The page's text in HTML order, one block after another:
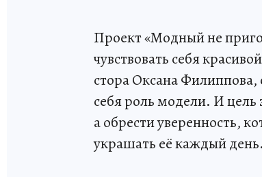
Проект «Модный не
чувствовать себя
стора Оксана
себя роль модели. И цель
а обрести уверенность,
украшать её каждый день.